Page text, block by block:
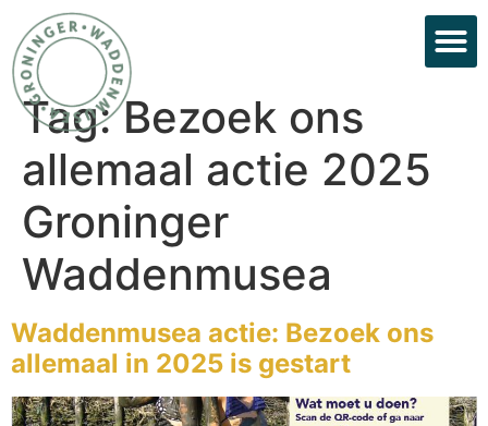
Tag:Bezoek ons
allemaal actie 2025
Groninger
Waddenmusea
Waddenmusea actie: Bezoek ons
allemaal in 2025 is gestart